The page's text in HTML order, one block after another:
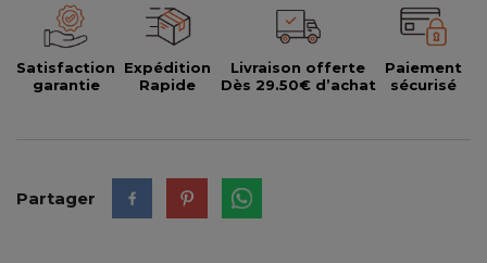
Satisfaction
garantie
Expédition
Rapide
Livraison offerte
Dès 29.50€ d’achat
Paiement
sécurisé
Partager